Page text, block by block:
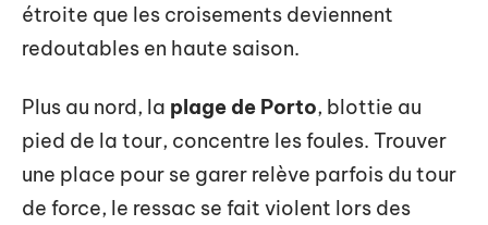
étroite que les croisements deviennent
redoutables en haute saison.
Plus au nord, la plage de Porto, blottie au
pied de la tour, concentre les foules. Trouver
une place pour se garer relève parfois du tour
de force, le ressac se fait violent lors des